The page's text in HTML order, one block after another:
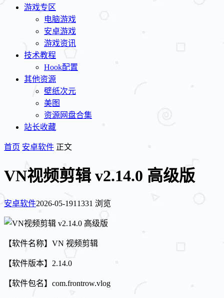
游戏专区
电脑游戏
安卓游戏
游戏资讯
技术教程
Hook配置
其他资源
壁纸次元
美图
资源网盘合集
站长收藏
首页 安卓软件 正文
VN视频剪辑 v2.14.0 高级版
安卓软件2026-05-1911331 浏览
【软件名称】VN 视频剪辑
【软件版本】2.14.0
【软件包名】com.frontrow.vlog